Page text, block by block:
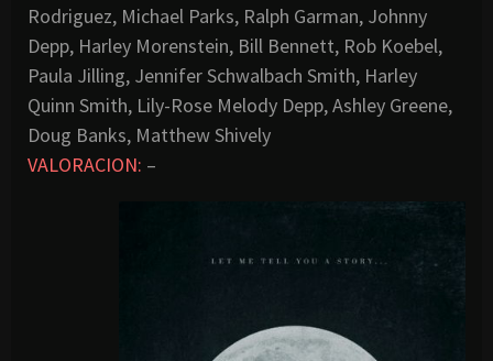
Rodriguez, Michael Parks, Ralph Garman, Johnny
Depp, Harley Morenstein, Bill Bennett, Rob Koebel,
Paula Jilling, Jennifer Schwalbach Smith, Harley
Quinn Smith, Lily-Rose Melody Depp, Ashley Greene,
Doug Banks, Matthew Shively
VALORACION: –